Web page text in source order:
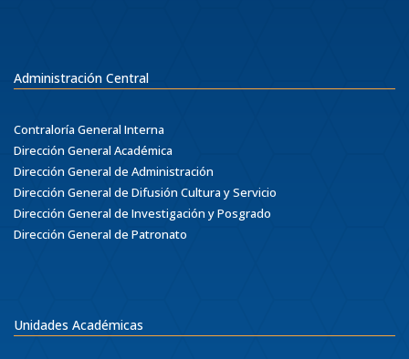
Administración Central
Contraloría General Interna
Dirección General Académica
Dirección General de Administración
Dirección General de Difusión Cultura y Servicio
Dirección General de Investigación y Posgrado
Dirección General de Patronato
Unidades Académicas